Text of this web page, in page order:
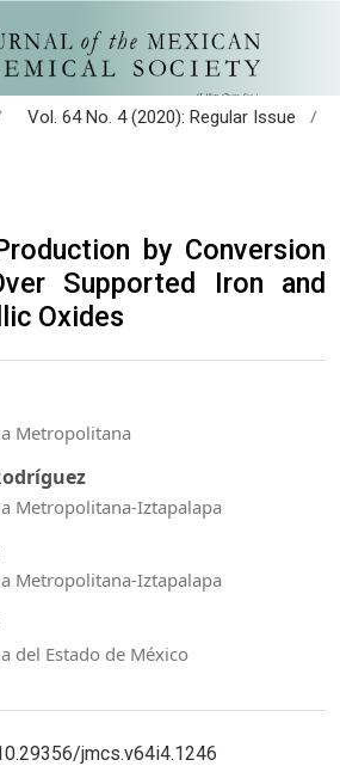
Vol. 64 No. 4 (2020): Regular Issue
/
by Conversion
Supported Iron and
Oxides
Metropolitana
Metropolitana-Iztapalapa
Metropolitana-Iztapalapa
del Estado de México
jmcs.v64i4.1246